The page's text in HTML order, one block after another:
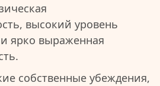
высокий уровень
ярко выраженная
собственные убеждения,